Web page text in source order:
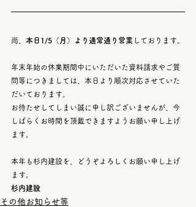
尚、 本日1/5（月）より通常通り営業 しております。
年末年始の休業期間中にいただいた資料請求やご質
問等につきましては、本日より順次対応させていた
だいております。
お待たせしてしまい誠に申し訳ございませんが、今
しばらくお時間を頂戴できますようお願い申し上げ
ます。
本年も杉内建設を、どうぞよろしくお願い申し上げ
ます。
杉内建設
その他お知らせ等